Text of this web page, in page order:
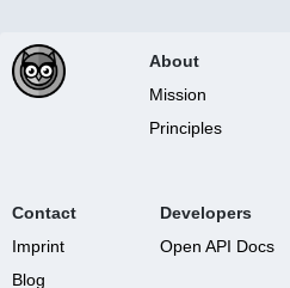
About
Mission
Principles
Contact
Imprint
Blog
Developers
Open API Docs